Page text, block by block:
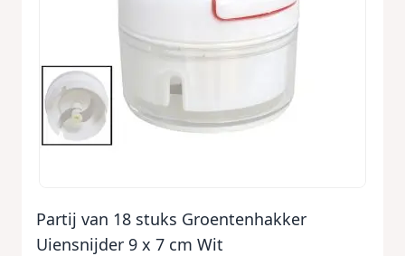
Partij van 18 stuks Groentenhakker
Uiensnijder 9 x 7 cm Wit